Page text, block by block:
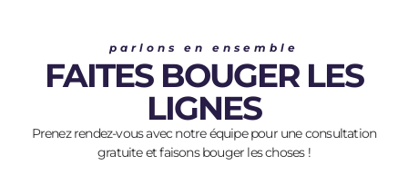
parlons en ensemble
FAITES BOUGER LES
LIGNES
Prenez rendez-vous avec notre équipe pour une consultation
gratuite et faisons bouger les choses !